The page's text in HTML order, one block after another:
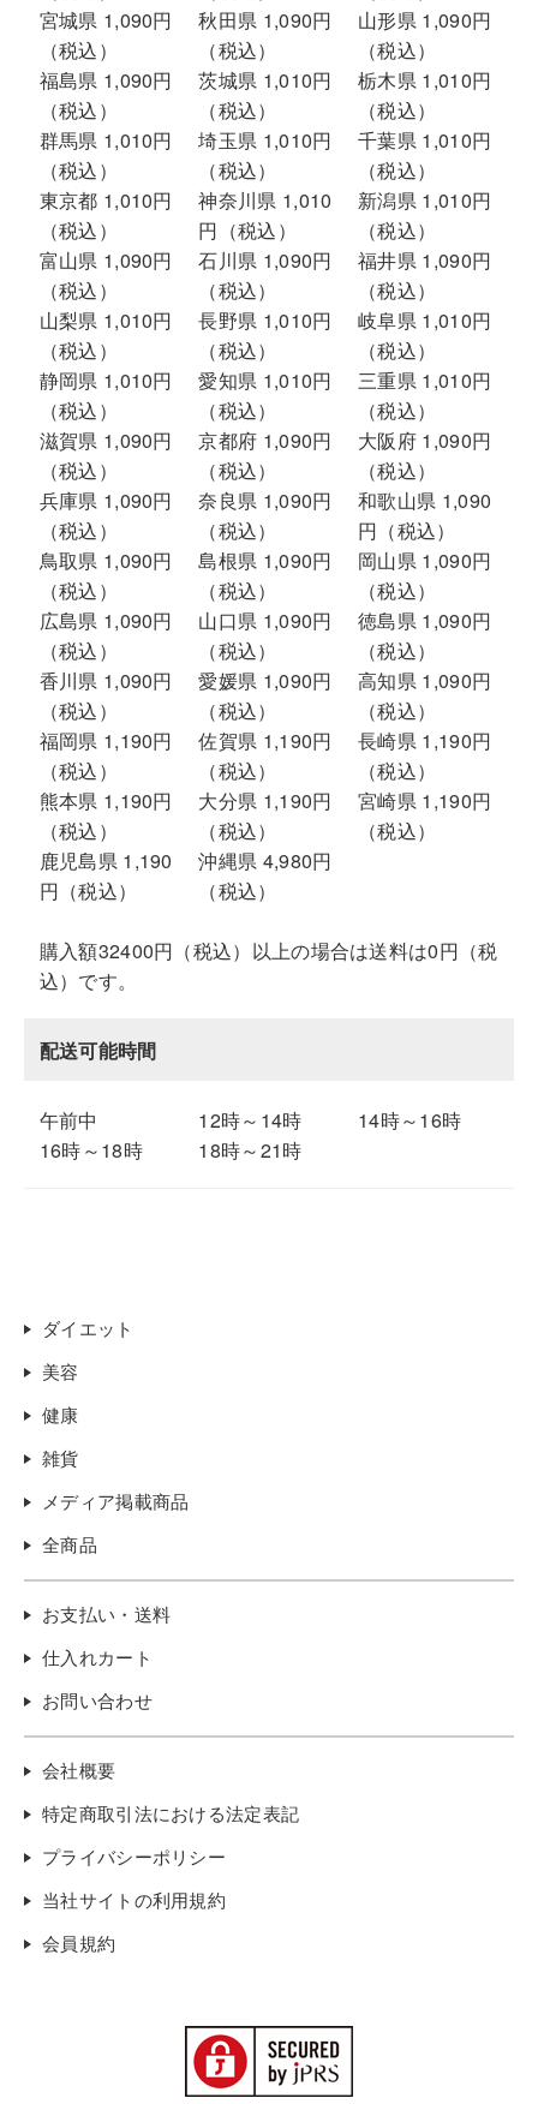
宮城県 1,090円
（税込）
秋田県 1,090円
（税込）
山形県 1,090円
（税込）
福島県 1,090円
（税込）
茨城県 1,010円
（税込）
栃木県 1,010円
（税込）
群馬県 1,010円
（税込）
埼玉県 1,010円
（税込）
千葉県 1,010円
（税込）
東京都 1,010円
（税込）
神奈川県 1,010
円（税込）
新潟県 1,010円
（税込）
富山県 1,090円
（税込）
石川県 1,090円
（税込）
福井県 1,090円
（税込）
山梨県 1,010円
（税込）
長野県 1,010円
（税込）
岐阜県 1,010円
（税込）
静岡県 1,010円
（税込）
愛知県 1,010円
（税込）
三重県 1,010円
（税込）
滋賀県 1,090円
（税込）
京都府 1,090円
（税込）
大阪府 1,090円
（税込）
兵庫県 1,090円
（税込）
奈良県 1,090円
（税込）
和歌山県 1,090
円（税込）
鳥取県 1,090円
（税込）
島根県 1,090円
（税込）
岡山県 1,090円
（税込）
広島県 1,090円
（税込）
山口県 1,090円
（税込）
徳島県 1,090円
（税込）
香川県 1,090円
（税込）
愛媛県 1,090円
（税込）
高知県 1,090円
（税込）
福岡県 1,190円
（税込）
佐賀県 1,190円
（税込）
長崎県 1,190円
（税込）
熊本県 1,190円
（税込）
大分県 1,190円
（税込）
宮崎県 1,190円
（税込）
鹿児島県 1,190
円（税込）
沖縄県 4,980円
（税込）
購入額32400円（税込）以上の場合は送料は0円（税
込）です。
配送可能時間
午前中 12時～14時
14時～16時
16時～18時
18時～21時
ダイエット
美容
健康
雑貨
メディア掲載商品
全商品
お支払い・送料
仕入れカート
お問い合わせ
会社概要
特定商取引法における法定表記
プライバシーポリシー
当社サイトの利用規約
会員規約